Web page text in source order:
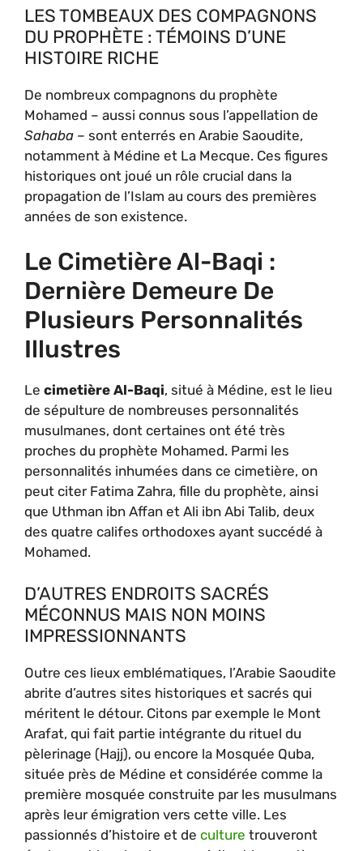
LES TOMBEAUX DES COMPAGNONS
DU PROPHÈTE : TÉMOINS D’UNE
HISTOIRE RICHE
De nombreux compagnons du prophète
Mohamed – aussi connus sous l’appellation de
Sahaba – sont enterrés en Arabie Saoudite,
notamment à Médine et La Mecque. Ces figures
historiques ont joué un rôle crucial dans la
propagation de l’Islam au cours des premières
années de son existence.
Le Cimetière Al-Baqi :
Dernière Demeure De
Plusieurs Personnalités
Illustres
Le cimetière Al-Baqi, situé à Médine, est le lieu
de sépulture de nombreuses personnalités
musulmanes, dont certaines ont été très
proches du prophète Mohamed. Parmi les
personnalités inhumées dans ce cimetière, on
peut citer Fatima Zahra, fille du prophète, ainsi
que Uthman ibn Affan et Ali ibn Abi Talib, deux
des quatre califes orthodoxes ayant succédé à
Mohamed.
D’AUTRES ENDROITS SACRÉS
MÉCONNUS MAIS NON MOINS
IMPRESSIONNANTS
Outre ces lieux emblématiques, l’Arabie Saoudite
abrite d’autres sites historiques et sacrés qui
méritent le détour. Citons par exemple le Mont
Arafat, qui fait partie intégrante du rituel du
pèlerinage (Hajj), ou encore la Mosquée Quba,
située près de Médine et considérée comme la
première mosquée construite par les musulmans
après leur émigration vers cette ville. Les
passionnés d’histoire et de culture trouveront